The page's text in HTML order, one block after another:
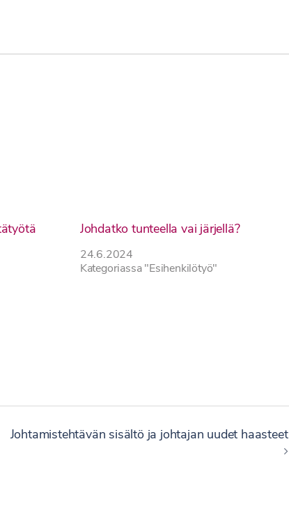
Johdatko tunteella vai järjellä?
24.6.2024
Kategoriassa "Esihenkilötyö"
Johtamistehtävän sisältö ja johtajan uudet haasteet